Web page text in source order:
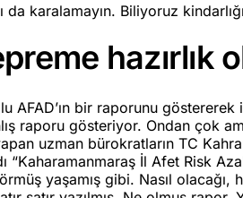
karalamayın. Biliyoruz
hazırlık
AFAD’ın bir raporunu göstererek
raporu gösteriyor. Ondan çok
uzman bürokratların TC
“Kaharamanmaraş İl Afet Risk
yaşamış gibi. Nasıl olacağı,